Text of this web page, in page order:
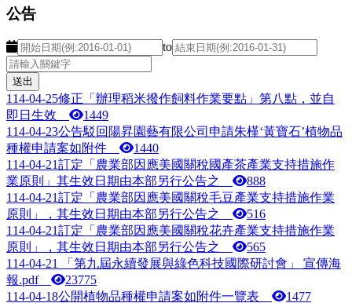
公告
開始日期 to結束日期
114-04-25修正「辦理稻米撥作飼料作業要點」第八點，並自
即日生效
1449
114-04-23公告駁回陽昇園藝有限公司申請朱槿‘黃寶石’植物品
種權申請案如附件
1440
114-04-21訂定「農業部因應美國關稅國產茶產業支持措施作
業原則」其生效日期由本部另行公告之
888
114-04-21訂定「農業部因應美國關稅毛豆產業支持措施作業
原則」，其生效日期由本部另行公告之
516
114-04-21訂定「農業部因應美國關稅花卉產業支持措施作業
原則」，其生效日期由本部另行公告之
565
114-04-21
「第九屆永續發展與綠色科技國際研討會」 宣傳海
報.pdf
23775
114-04-18公開植物品種權申請案如附件一覽表
1477